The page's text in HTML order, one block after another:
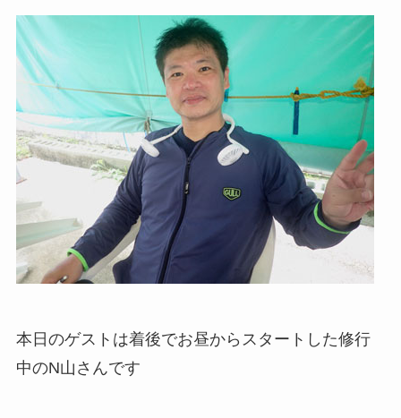
本日のゲストは着後でお昼からスタートした修行
中のN山さんです